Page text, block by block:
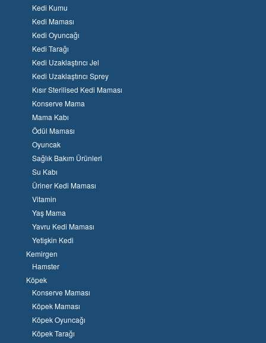
Kedi Kumu
Kedi Maması
Kedi Oyuncağı
Kedi Tarağı
Kedi Uzaklaştırıcı Jel
Kedi Uzaklaştırıcı Sprey
Kısır Sterilised Kedi Maması
Konserve Mama
Mama Kabı
Ödül Maması
Oyuncak
Sağlık Bakım Ürünleri
Su Kabı
Üriner Kedi Maması
Vitamin
Yaş Mama
Yavru Kedi Maması
Yetişkin Kedi
Kemirgen
Hamster
Köpek
Konserve Maması
Köpek Maması
Köpek Oyuncağı
Köpek Tarağı